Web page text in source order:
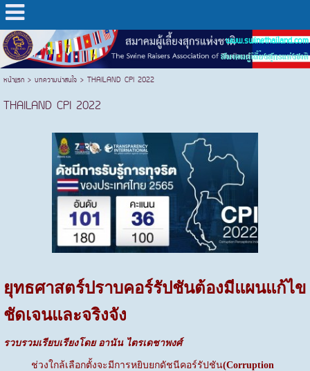
www.swinethailand.com
สมาคมผู้เลี้ยงสุกรแห่งชาติ
หน้าแรก > บทความน่าสนใจ> THAILAND CPI 2022
THAILAND CPI 2022
ยุทธศาสตร์ปราบคอร์รัปชันต้องมีแผนแก้ไข
ชัดเจนและจริงจัง
รวบรวมเรียบเรียงโดย อานัน ไตรเดชาพงศ์
ช่วงใกล้เลือกตั้งจะมีการหยิบยกดัชนีคอร์รัปชัน(Corruption